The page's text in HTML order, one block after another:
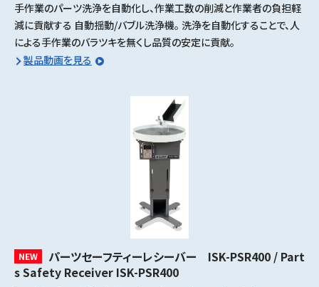
手作業のパーツ洗浄を自動化し、作業工数の削減と作業者の負担軽
減に貢献する 自動揺動/バブル洗浄機。 洗浄を自動化することで、人
による手作業のバラツキを無くし品質の安定に貢献。
製品動画を見る
NEW
パーツセーフティーレシーバー ISK-PSR400 / Part
s Safety Receiver ISK-PSR400